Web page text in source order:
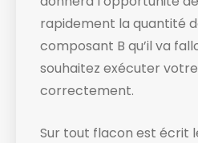
rapidement la quantité
composant B qu’il va
souhaitez exécuter
correctement.
Sur tout flacon est écrit